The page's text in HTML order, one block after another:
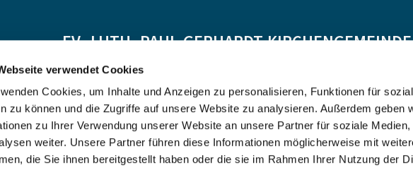
verwendet Cookies
Cookies, um Inhalte und Anzeigen zu personalisieren, Funktionen für
zu können und die Zugriffe auf unsere Website zu analysieren. Außerdem geben
zu Ihrer Verwendung unserer Website an unsere Partner für soziale Medien,
weiter. Unsere Partner führen diese Informationen möglicherweise mit
die Sie ihnen bereitgestellt haben oder die sie im Rahmen Ihrer Nutzung der
EV.-LUTH. PAUL-GERHARDT-
Spendenkonto:
DE55 5206 0410 0706 4634 01, Evangelische Bank
Kontoinhaber: Ev.-Luth. Kirchenkreis Altholstein